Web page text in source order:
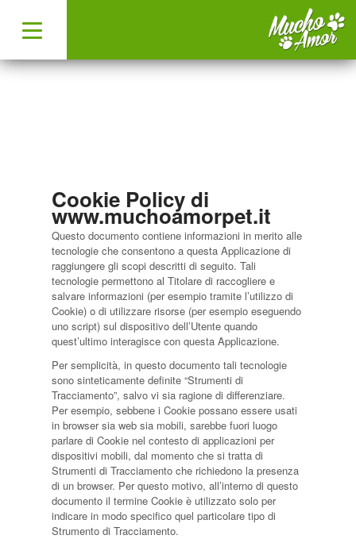
Cookie Policy di
www.muchoamorpet.it
Questo documento contiene informazioni in merito alle
tecnologie che consentono a questa Applicazione di
raggiungere gli scopi descritti di seguito. Tali
tecnologie permettono al Titolare di raccogliere e
salvare informazioni (per esempio tramite l’utilizzo di
Cookie) o di utilizzare risorse (per esempio eseguendo
uno script) sul dispositivo dell’Utente quando
quest’ultimo interagisce con questa Applicazione.
Per semplicità, in questo documento tali tecnologie
sono sinteticamente definite “Strumenti di
Tracciamento”, salvo vi sia ragione di differenziare.
Per esempio, sebbene i Cookie possano essere usati
in browser sia web sia mobili, sarebbe fuori luogo
parlare di Cookie nel contesto di applicazioni per
dispositivi mobili, dal momento che si tratta di
Strumenti di Tracciamento che richiedono la presenza
di un browser. Per questo motivo, all’interno di questo
documento il termine Cookie è utilizzato solo per
indicare in modo specifico quel particolare tipo di
Strumento di Tracciamento.